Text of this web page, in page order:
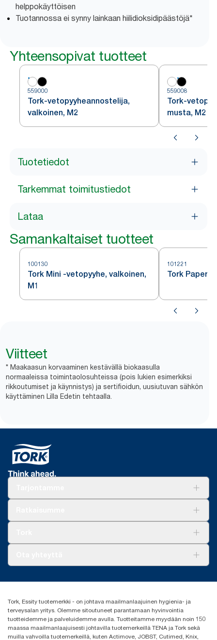
helppokäyttöisen
Tuotannossa ei synny lainkaan hiilidioksidipäästöjä*
Yhteensopivat tuotteet
559000
Tork-vetopyyheannostelija,
valkoinen, M2
559008
Tork-
musta, M2
Tuotetiedot
Tarkemmat toimitustiedot
Lataa
Samankaltaiset tuotteet
100130
Tork Mini -vetopyyhe, valkoinen,
M1
101221
Tork
Viitteet
* Maakaasun korvaaminen kestävällä biokaasulla
normaaleissa toimintaolosuhteissa (pois lukien esimerkiksi
rikkoutumiset ja käynnistys) ja sertifioidun, uusiutuvan sähkön
käyttäminen Lilla Edetin tehtaalla.
(+358) 9 5068 8222
Oy Essity Finland Ab
Revontulenkuja 1
02100 Espoo
Tork, Essity tuotemerkki - on johtava maailmanlaajuinen hygienia- ja
terveysalan yritys. Olemme sitoutuneet parantamaan hyvinvointia
tuotteidemme ja palveluidemme avulla. Tuotteitamme myydään noin 150
maassa maailmanlaajuisesti johtavilla tuotemerkeillä TENA ja Tork sekä
muilla vahvoilla tuotemerkeillä, kuten Actimove, JOBST, Cutimed, Knix,